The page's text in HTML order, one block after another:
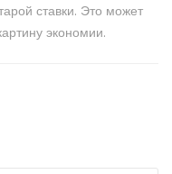
ставки. Это может
экономии.